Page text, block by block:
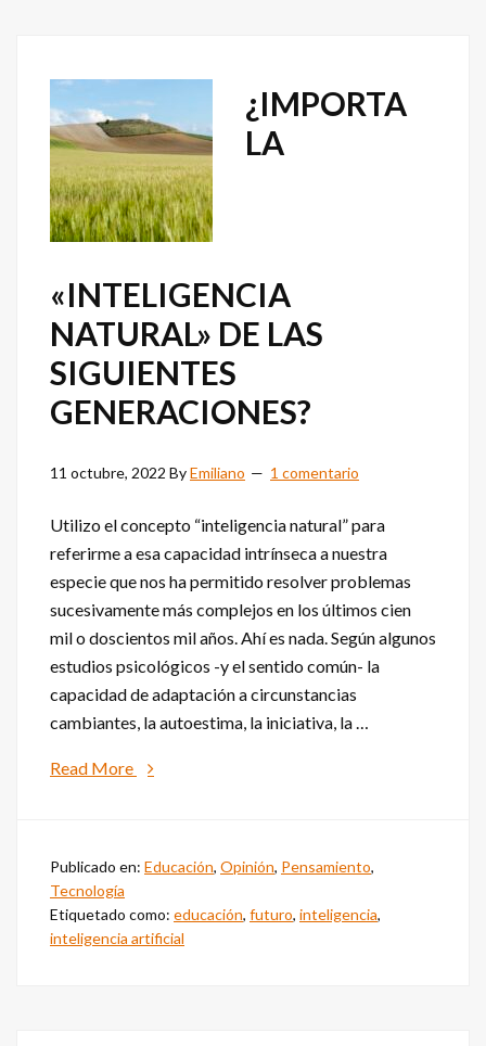
¿IMPORTA
LA
«INTELIGENCIA
NATURAL» DE LAS
SIGUIENTES
GENERACIONES?
11 octubre, 2022 ByEmiliano 1 comentario
Utilizo el concepto “inteligencia natural” para
referirme a esa capacidad intrínseca a nuestra
especie que nos ha permitido resolver problemas
sucesivamente más complejos en los últimos cien
mil o doscientos mil años. Ahí es nada. Según algunos
estudios psicológicos -y el sentido común- la
capacidad de adaptación a circunstancias
cambiantes, la autoestima, la iniciativa, la …
Read More
about
natural»
de
las
Publicado en: Educación, Opinión, Pensamiento,
Tecnología
Etiquetado como: educación, futuro, inteligencia,
inteligencia artificial